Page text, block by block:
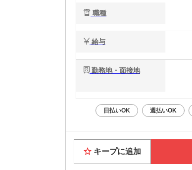
職種
給与
勤務地・面接地
日払いOK 週払いOK
キープに追加